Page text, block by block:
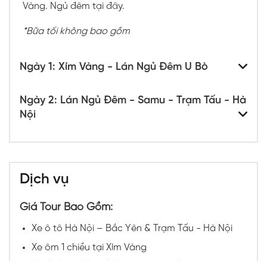
Vàng. Ngủ đêm tại đây.
*Bữa tối không bao gồm
Ngày 1: Xím Vàng - Lán Ngủ Đêm U Bò
Ngày 2: Lán Ngủ Đêm - Samu - Trạm Tấu - Hà
Nội
Dịch vụ
Giá Tour Bao Gồm:
Xe ô tô Hà Nội – Bắc Yên & Trạm Tấu - Hà Nội
Xe ôm 1 chiều tại Xím Vàng